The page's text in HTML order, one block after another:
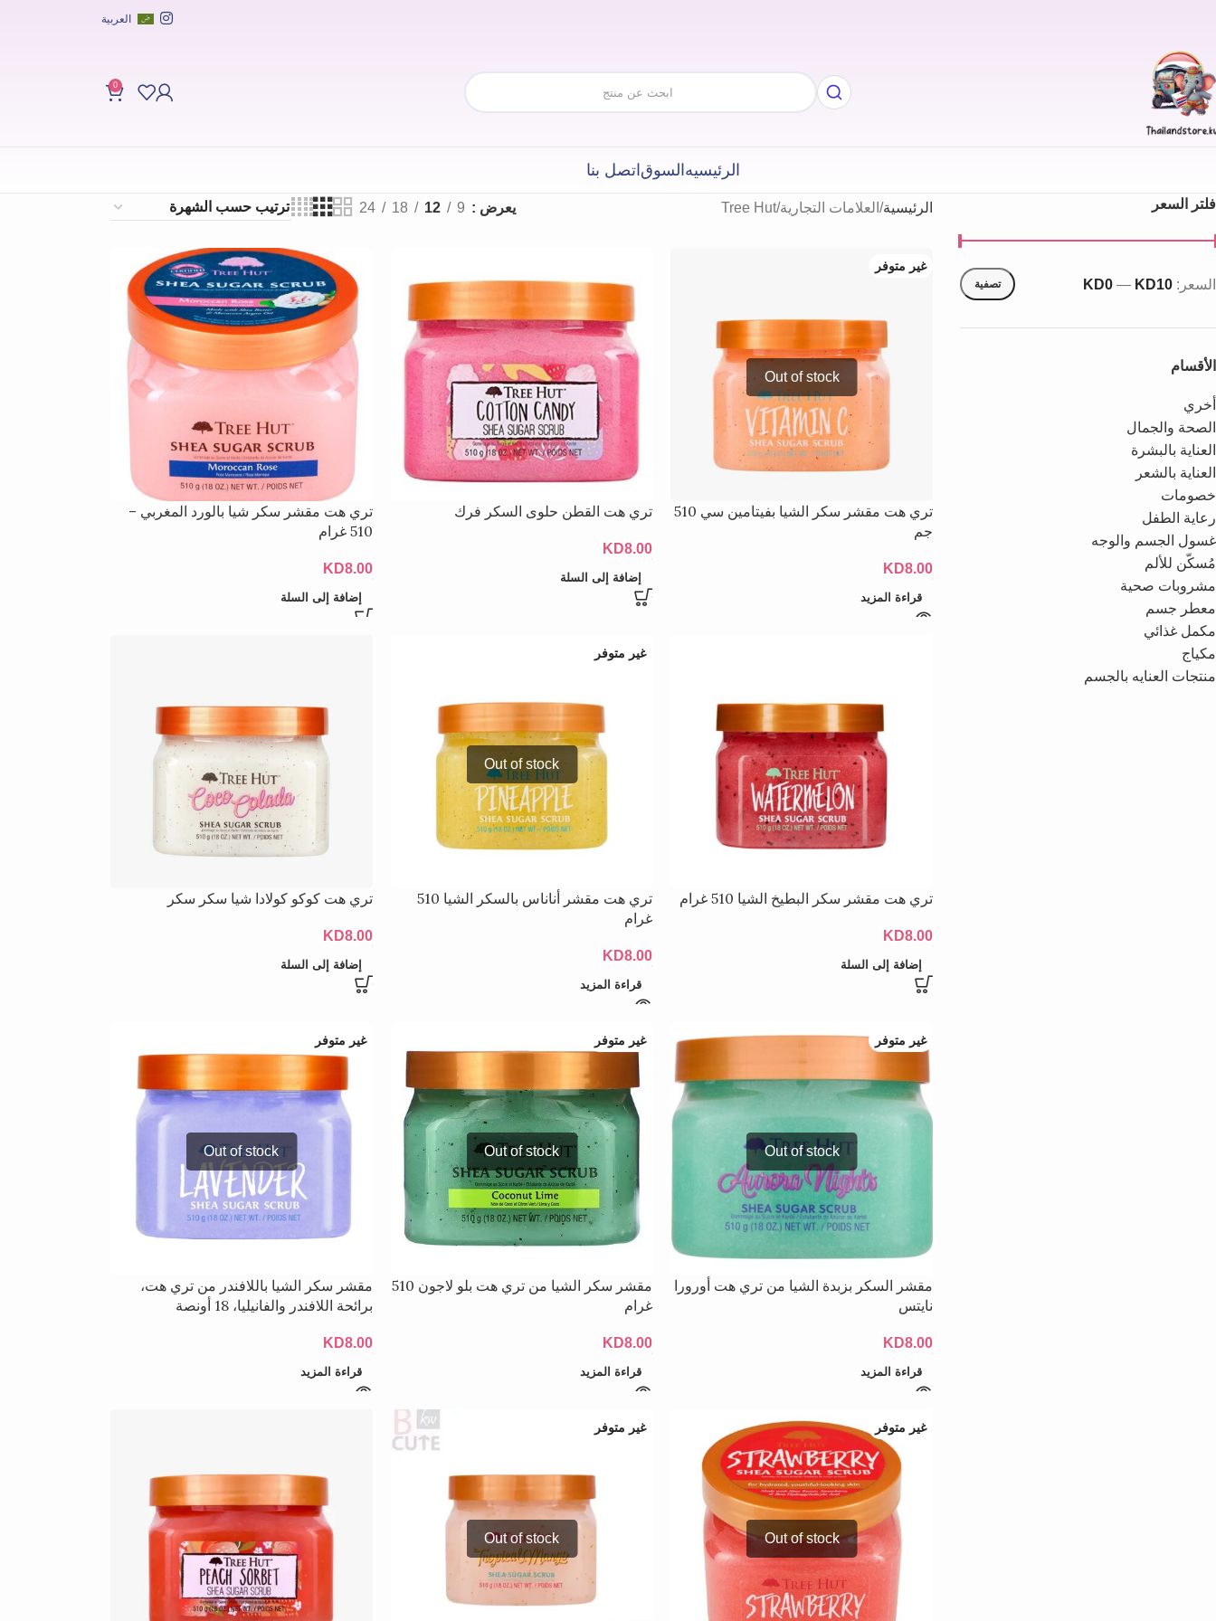
العربية
0
الرئيسيهالسوقاتصل بنا
فلتر السعر
تصفية السعر: KD0 — KD10
الأقسام
أخري
الصحة والجمال
العناية بالبشرة
العناية بالشعر
خصومات
رعاية الطفل
غسول الجسم والوجه
مُسكّن للألم
مشروبات صحية
معطر جسم
مكمل غذائي
مكياج
منتجات العنايه بالجسم
الرئيسية العلامات التجارية Tree Hut يعرض 9
12
18
24
غير متوفر
تري هت مقشر سكر الشيا بفيتامين سي 510
جم
KD8.00
قراءة المزيد
تري هت القطن حلوى السكر فرك
KD8.00
إضافة إلى السلة
تري هت مقشر سكر شيا بالورد المغربي –
510 غرام
KD8.00
إضافة إلى السلة
تري هت مقشر سكر البطيخ الشيا 510 غرام
KD8.00
إضافة إلى السلة
غير متوفر
تري هت مقشر أناناس بالسكر الشيا 510
غرام
KD8.00
قراءة المزيد
تري هت كوكو كولادا شيا سكر سكر
KD8.00
إضافة إلى السلة
غير متوفر
مقشر السكر بزبدة الشيا من تري هت أورورا
نايتس
KD8.00
قراءة المزيد
غير متوفر
مقشر سكر الشيا من تري هت بلو لاجون 510
غرام
KD8.00
قراءة المزيد
غير متوفر
مقشر سكر الشيا باللافندر من تري هت،
برائحة اللافندر والفانيليا، 18 أونصة
KD8.00
قراءة المزيد
غير متوفر غير متوفر